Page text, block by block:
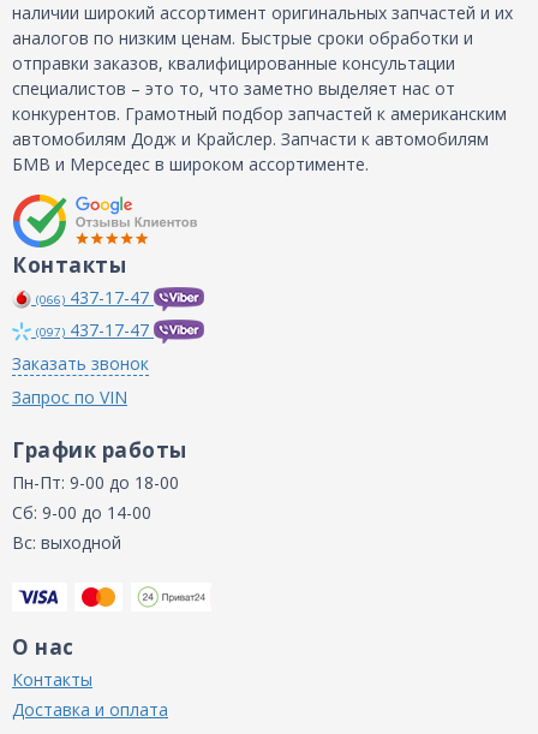
наличии широкий ассортимент оригинальных запчастей и их
аналогов по низким ценам. Быстрые сроки обработки и
отправки заказов, квалифицированные консультации
специалистов – это то, что заметно выделяет нас от
конкурентов. Грамотный подбор запчастей к американским
автомобилям Додж и Крайслер. Запчасти к автомобилям
БМВ и Мерседес в широком ассортименте.
Контакты
(066) 437-17-47
(097) 437-17-47
Заказать звонок
Запрос по VIN
График работы
Пн-Пт: 9-00 до 18-00
Сб: 9-00 до 14-00
Вс: выходной
О нас
Контакты
Доставка и оплата